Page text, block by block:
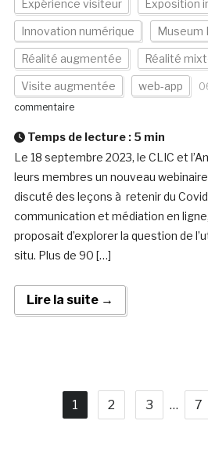
Expérience visiteur Exposition
Innovation numérique Museum
Réalité augmentée Réalité
Visite augmentée web-app
commentaire
Temps de lecture : 5 min
Le 18 septembre 2023, le CLIC et
leurs membres un nouveau
discuté des leçons à retenir du
communication et médiation en
proposait d’explorer la question de
situ. Plus de 90 […]
Lire la suite →
1 2 3 … 7